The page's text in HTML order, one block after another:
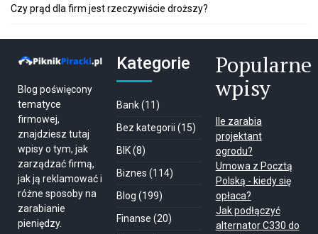
Czy prąd dla firm jest rzeczywiście droższy?
Blog poświęcony
tematyce
firmowej,
znajdziesz tutaj
wpisy o tym, jak
zarządzać firmą,
jak ją reklamować i
różne sposoby na
zarabianie
pieniędzy.
Kategorie
Bank(11)
Bez kategorii (15)
BIK(8)
Biznes (114)
Blog (199)
Finanse (20)
Popularne
wpisy
Ile zarabia
projektant
ogrodu?
Umowa z Pocztą
Polską - kiedy się
opłaca?
Jak podłączyć
alternator C330 do